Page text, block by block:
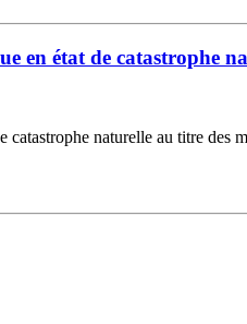
en état de catastrophe
naturelle au titre des